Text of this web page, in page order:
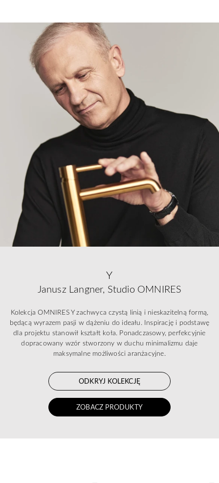
Y
Janusz Langner, Studio OMNIRES
Kolekcja OMNIRES Y zachwyca czystą linią i nieskazitelną formą,
będącą wyrazem pasji w dążeniu do ideału. Inspirację i podstawę
dla projektu stanowił kształt koła. Ponadczasowy, perfekcyjnie
dopracowany wzór stworzony w duchu minimalizmu daje
maksymalne możliwości aranżacyjne.
ODKRYJ KOLEKCJĘ
ZOBACZ PRODUKTY